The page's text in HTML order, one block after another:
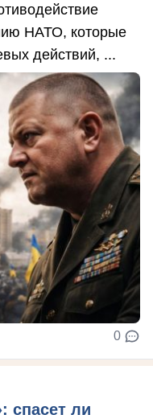
НАТО, которые
действий, ...
0
спасет ли